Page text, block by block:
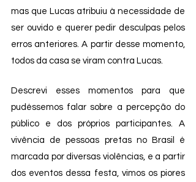
mas que Lucas atribuiu à necessidade de
ser ouvido e querer pedir desculpas pelos
erros anteriores. A partir desse momento,
todos da casa se viram contra Lucas.
Descrevi esses momentos para que
pudéssemos falar sobre a percepção do
público e dos próprios participantes. A
vivência de pessoas pretas no Brasil é
marcada por diversas violências, e a partir
dos eventos dessa festa, vimos os piores